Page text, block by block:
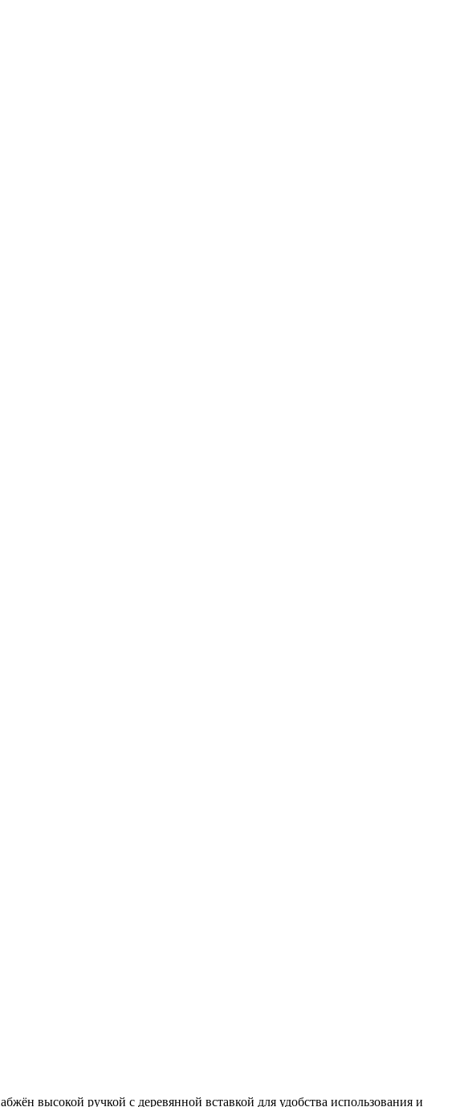
высокой ручкой с деревянной вставкой для удобства использования и